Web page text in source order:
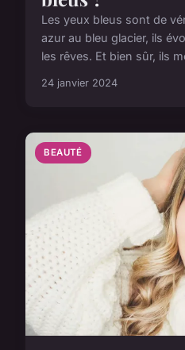
Les yeux bleus sont de
azur au bleu glacier, ils
les rêves. Et bien sûr, ils
24 janvier 2024
BEAUTÉ